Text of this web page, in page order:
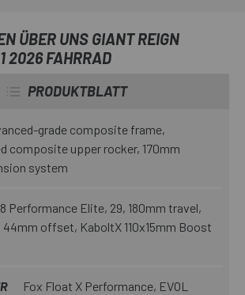
. Es verfügt außerdem über einen
einen robusten Rahmen und einen
anspruchsvollstes Gelände mit vollem
ÜBER UNS GIANT REIGN
2026 FAHRRAD
PRODUKTBLATT
grade composite frame,
composite upper rocker, 170mm
system
Performance Elite, 29, 180mm travel,
44mm offset, KaboltX 110x15mm Boost
Fox Float X Performance, EVOL